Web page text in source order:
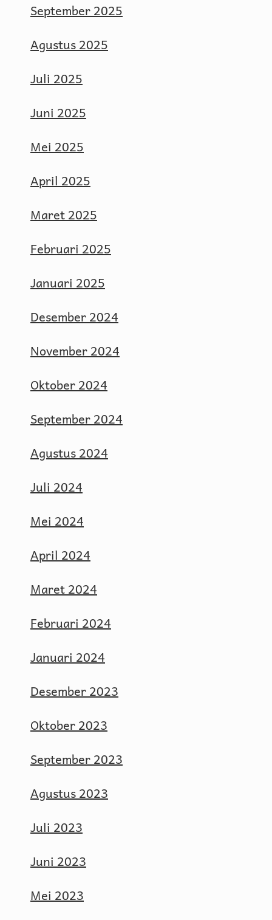
September 2025
Agustus 2025
Juli 2025
Juni 2025
Mei 2025
April 2025
Maret 2025
Februari 2025
Januari 2025
Desember 2024
November 2024
Oktober 2024
September 2024
Agustus 2024
Juli 2024
Mei 2024
April 2024
Maret 2024
Februari 2024
Januari 2024
Desember 2023
Oktober 2023
September 2023
Agustus 2023
Juli 2023
Juni 2023
Mei 2023